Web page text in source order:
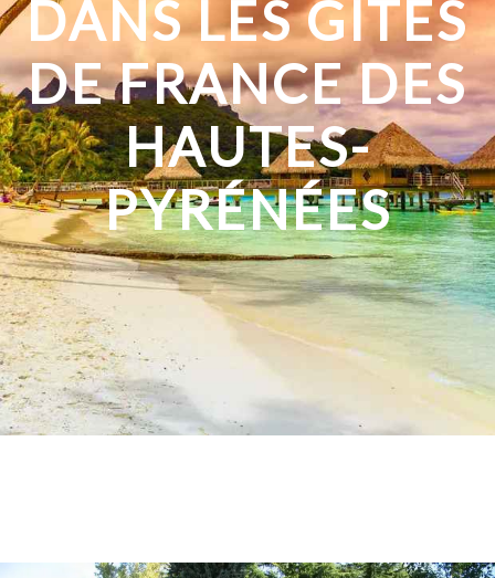
DANS LES GÎTES
DE FRANCE DES
HAUTES-
PYRÉNÉES